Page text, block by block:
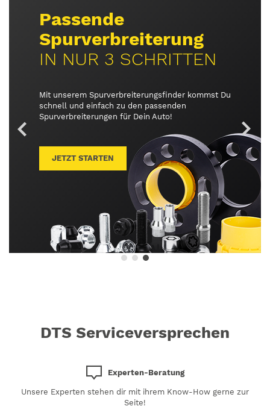
BBS Unlimited
INDIVIDUALISIERE
DEINE FELGE
einfach deine Felge
individualisieren!
DTS Serviceversprechen
Experten-Beratung
Unsere Experten stehen dir mit ihrem Know-How gerne zur
Seite!